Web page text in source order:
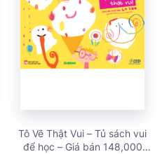
Tô Vẽ Thật Vui – Tủ sách vui
để học – Giá bán 148,000